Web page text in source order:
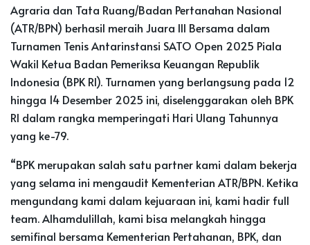
Agraria dan Tata Ruang/Badan Pertanahan Nasional
(ATR/BPN) berhasil meraih Juara III Bersama dalam
Turnamen Tenis Antarinstansi SATO Open 2025 Piala
Wakil Ketua Badan Pemeriksa Keuangan Republik
Indonesia (BPK RI). Turnamen yang berlangsung pada 12
hingga 14 Desember 2025 ini, diselenggarakan oleh BPK
RI dalam rangka memperingati Hari Ulang Tahunnya
yang ke-79.
“BPK merupakan salah satu partner kami dalam bekerja
yang selama ini mengaudit Kementerian ATR/BPN. Ketika
mengundang kami dalam kejuaraan ini, kami hadir full
team. Alhamdulillah, kami bisa melangkah hingga
semifinal bersama Kementerian Pertahanan, BPK, dan